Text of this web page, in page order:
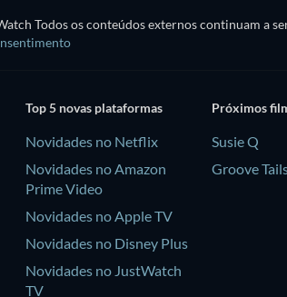
Todos os conteúdos externos continuam a
Top 5 novas plataformas
Novidades no Netflix
Novidades no Amazon
Prime Video
Novidades no Apple TV
Novidades no Disney Plus
Novidades no JustWatch
TV
Próximos
Susie Q
Groove